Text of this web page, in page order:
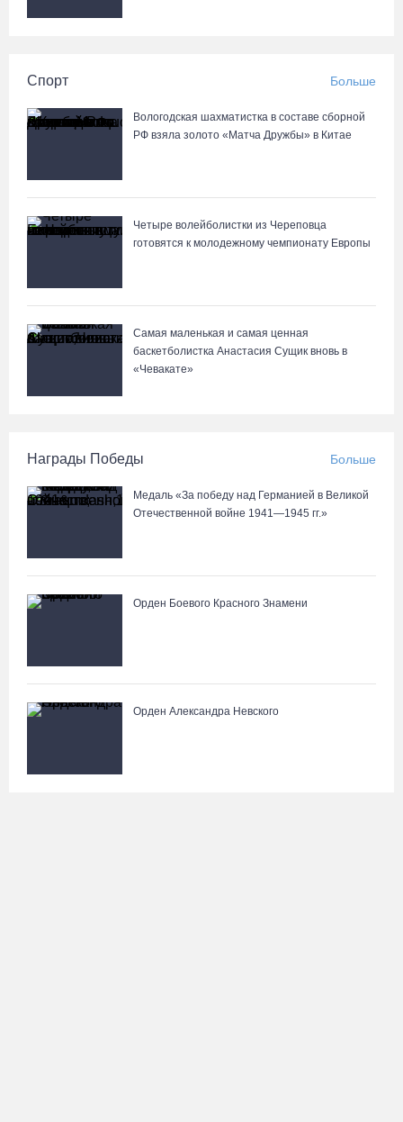
Спорт Больше
Вологодская шахматистка в составе сборной
РФ взяла золото «Матча Дружбы» в Китае
Четыре волейболистки из Череповца
готовятся к молодежному чемпионату Европы
Самая маленькая и самая ценная
баскетболистка Анастасия Сущик вновь в
«Чевакате»
Награды Победы Больше
Медаль «За победу над Германией в Великой
Отечественной войне 1941—1945 гг.»
Орден Боевого Красного Знамени
Орден Александра Невского